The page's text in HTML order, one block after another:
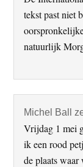
tekst past niet
natuurlijk
Michel Ball
Vrijdag 1 mei
ik een rood
de plaats